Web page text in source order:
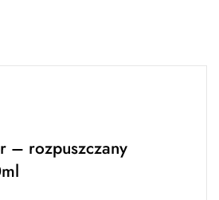
– rozpuszczany